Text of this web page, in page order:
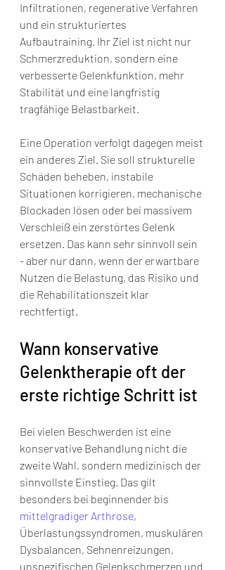
Infiltrationen, regenerative Verfahren
und ein strukturiertes
Aufbautraining. Ihr Ziel ist nicht nur
Schmerzreduktion, sondern eine
verbesserte Gelenkfunktion, mehr
Stabilität und eine langfristig
tragfähige Belastbarkeit.
Eine Operation verfolgt dagegen meist
ein anderes Ziel. Sie soll strukturelle
Schäden beheben, instabile
Situationen korrigieren, mechanische
Blockaden lösen oder bei massivem
Verschleiß ein zerstörtes Gelenk
ersetzen. Das kann sehr sinnvoll sein
- aber nur dann, wenn der erwartbare
Nutzen die Belastung, das Risiko und
die Rehabilitationszeit klar
rechtfertigt.
Wann konservative
Gelenktherapie oft der
erste richtige Schritt ist
Bei vielen Beschwerden ist eine
konservative Behandlung nicht die
zweite Wahl, sondern medizinisch der
sinnvollste Einstieg. Das gilt
besonders bei beginnender bis
mittelgradiger Arthrose,
Überlastungssyndromen, muskulären
Dysbalancen, Sehnenreizungen,
unspezifischen Gelenkschmerzen und